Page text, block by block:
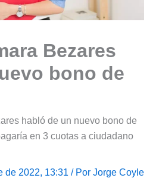
Bezares
bono de
habló de un nuevo bono de
en 3 cuotas a ciudadano
de 2022, 13:31 / Por Jorge Coyle